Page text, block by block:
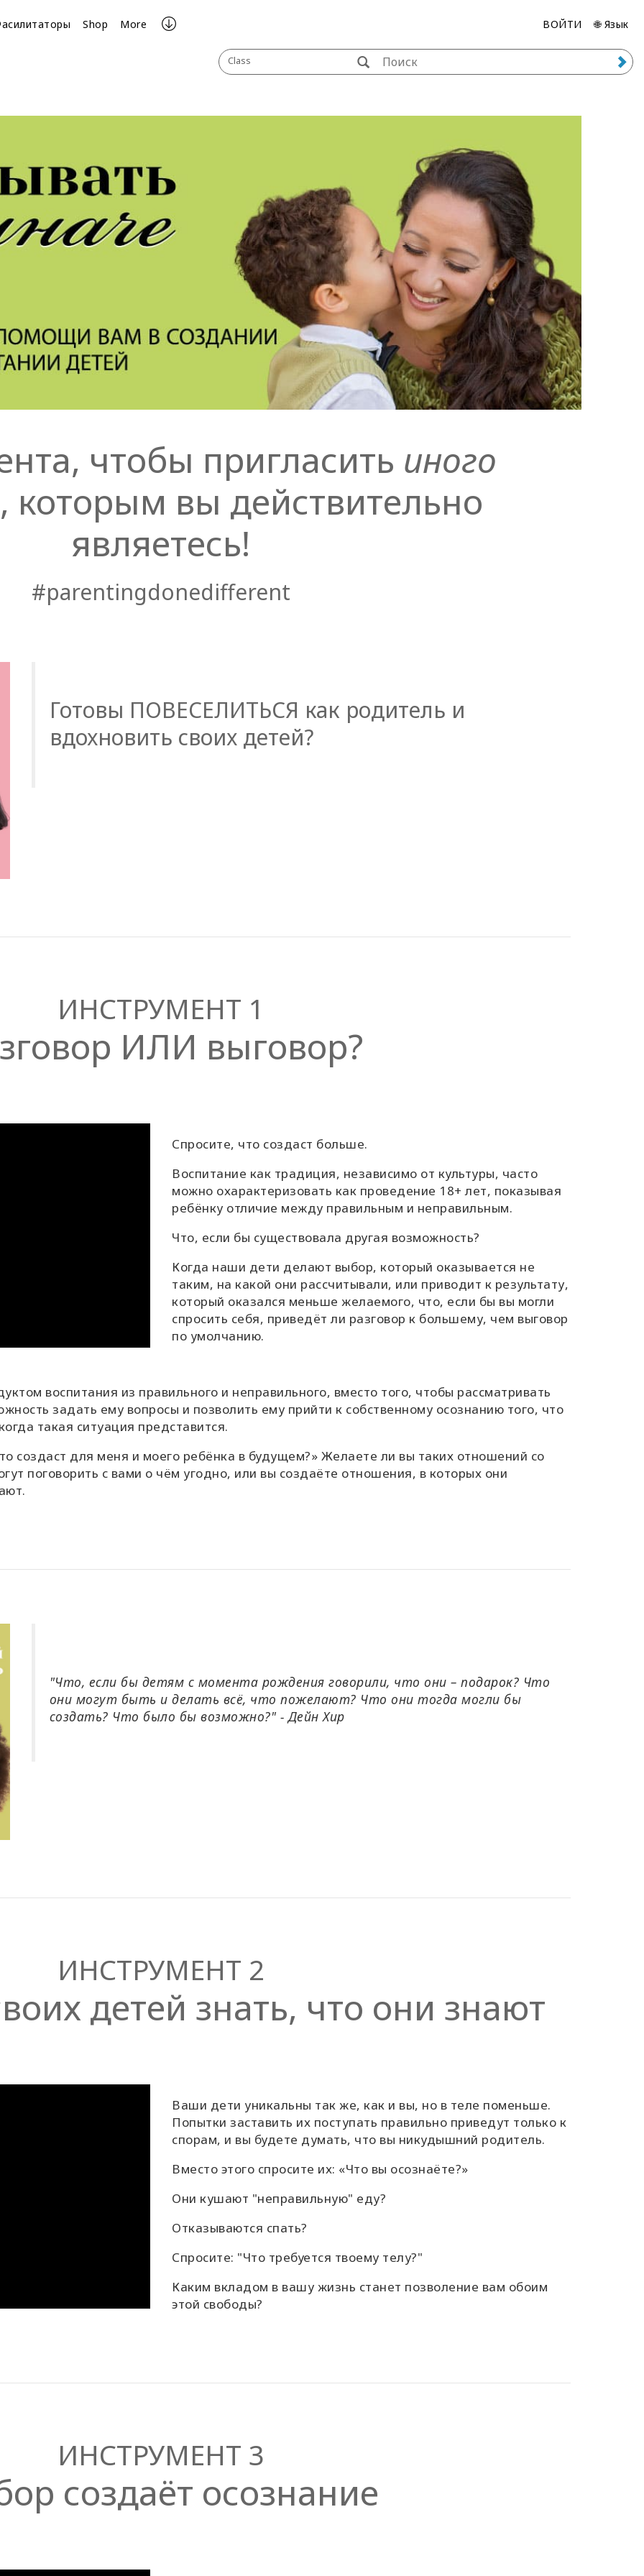
Shop More ВОЙТИ 🌐 Язык
Class
чтобы пригласить иного
которым вы действительно
являетесь!
#parentingdonedifferent
Готовы ПОВЕСЕЛИТЬСЯ как родитель и
вдохновить своих детей?
ИНСТРУМЕНТ 1
ИЛИ выговор?
Спросите, что создаст больше.
Воспитание как традиция, независимо от культуры, часто
можно охарактеризовать как проведение 18+ лет, показывая
ребёнку отличие между правильным и неправильным.
Что, если бы существовала другая возможность?
Когда наши дети делают выбор, который оказывается не
таким, на какой они рассчитывали, или приводит к результату,
который оказался меньше желаемого, что, если бы вы могли
спросить себя, приведёт ли разговор к большему, чем выговор
по умолчанию.
воспитания из правильного и неправильного, вместо того, чтобы рассматривать
задать ему вопросы и позволить ему прийти к собственному осознанию того, что
такая ситуация представится.
создаст для меня и моего ребёнка в будущем?» Желаете ли вы таких отношений со
поговорить с вами о чём угодно, или вы создаёте отношения, в которых они
"Что, если бы детям с момента рождения говорили, что они – подарок? Что
они могут быть и делать всё, что пожелают? Что они тогда могли бы
создать? Что было бы возможно?" - Дейн Хир
ИНСТРУМЕНТ 2
детей знать, что они знают
Ваши дети уникальны так же, как и вы, но в теле поменьше.
Попытки заставить их поступать правильно приведут только к
спорам, и вы будете думать, что вы никудышний родитель.
Вместо этого спросите их: «Что вы осознаёте?»
Они кушают "неправильную" еду?
Отказываются спать?
Спросите: "Что требуется твоему телу?"
Каким вкладом в вашу жизнь станет позволение вам обоим
этой свободы?
ИНСТРУМЕНТ 3
создаёт осознание